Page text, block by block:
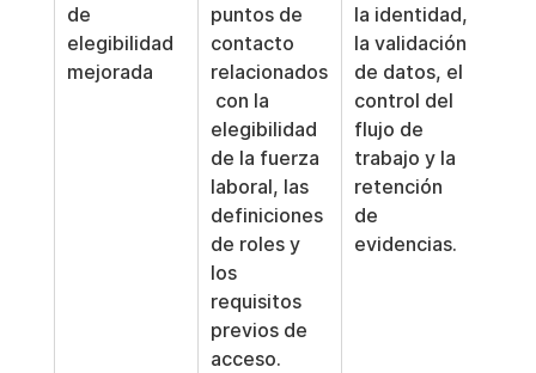
de
elegibilidad
mejorada
puntos de
contacto
relacionados
con la
elegibilidad
de la fuerza
laboral, las
definiciones
de roles y
los
requisitos
previos de
acceso.
la identidad,
la validación
de datos, el
control del
flujo de
trabajo y la
retención
de
evidencias.